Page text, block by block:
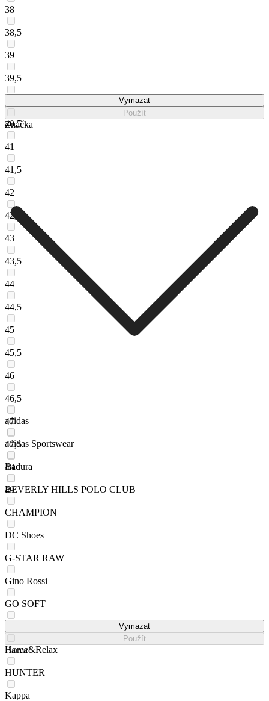
38
38,5
39
39,5
40,5
41
41,5
42
42,5
43
43,5
44
44,5
45
45,5
46
46,5
47
47,5
48
49
Vymazat
Použít
Značka
adidas
adidas Sportswear
Badura
BEVERLY HILLS POLO CLUB
CHAMPION
DC Shoes
G-STAR RAW
Gino Rossi
GO SOFT
Home&Relax
HUNTER
Kappa
Vymazat
Použít
Barva